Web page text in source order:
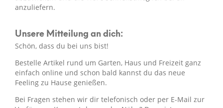
anzuliefern.
Unsere Mitteilung an dich:
Schön, dass du bei uns bist!
Bestelle Artikel rund um Garten, Haus und Freizeit ganz
einfach online und schon bald kannst du das neue
Feeling zu Hause genießen.
Bei Fragen stehen wir dir telefonisch oder per E-Mail zur